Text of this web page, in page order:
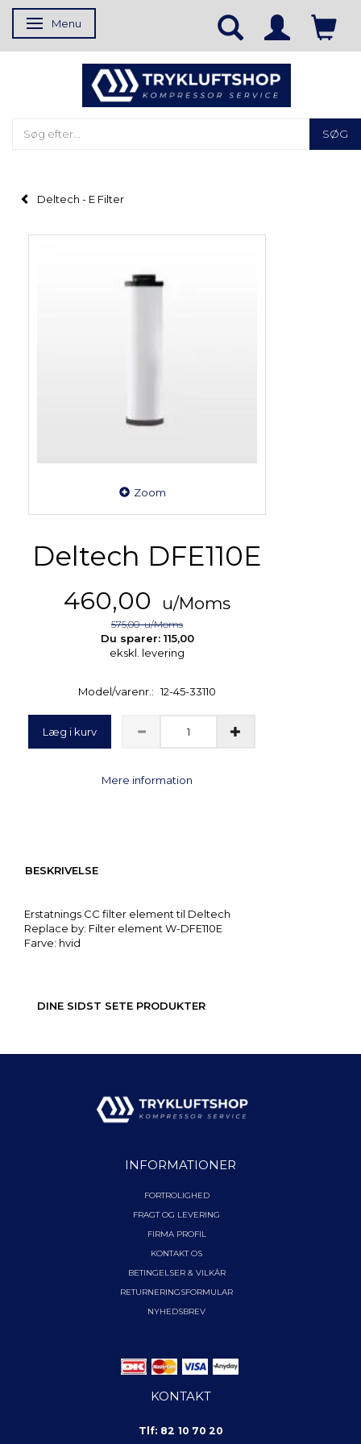
Skifte navigation
Menu
SØG
Deltech - E Filter
Zoom
Deltech DFE110E
460,00 u/Moms
575,00u/Moms
Du sparer: 115,00
ekskl. levering
Model/varenr.: 12-45-33110
Læg i kurv
Mere information
BESKRIVELSE
Erstatnings CC filter element til Deltech
Replace by: Filter element W-DFE110E
Farve: hvid
DINE SIDST SETE PRODUKTER
INFORMATIONER
FORTROLIGHED
FRAGT OG LEVERING
FIRMA PROFIL
KONTAKT OS
BETINGELSER & VILKÅR
RETURNERINGSFORMULAR
NYHEDSBREV
KONTAKT
Tlf: 82 10 70 20